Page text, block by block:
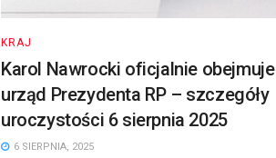
KRAJ
Karol Nawrocki oficjalnie obejmuje
urząd Prezydenta RP – szczegóły
uroczystości 6 sierpnia 2025
6 SIERPNIA, 2025